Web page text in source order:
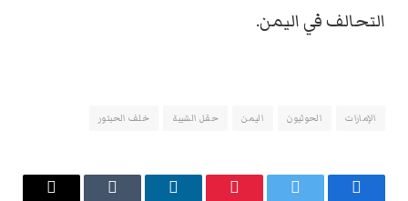
التحالف في اليمن.
الإمارات الحوثيون اليمن حقل الشيبة خلف الحبتور